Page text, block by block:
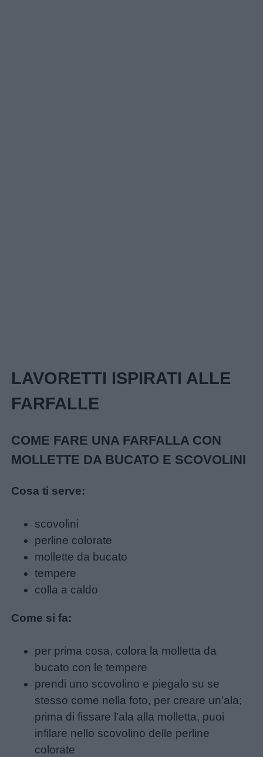
bambini
Feste
giornate
Lavoretti
Nomi
maschili
Nomi
Buongiorno
LAVORETTI ISPIRATI ALLE
FARFALLE
COME FARE UNA FARFALLA CON
MOLLETTE DA BUCATO E SCOVOLINI
Cosa ti serve:
scovolini
perline colorate
mollette da bucato
tempere
colla a caldo
Come si fa:
per prima cosa, colora la molletta da
bucato con le tempere
prendi uno scovolino e piegalo su se
stesso come nella foto, per creare un’ala;
prima di fissare l’ala alla molletta, puoi
infilare nello scovolino delle perline
colorate